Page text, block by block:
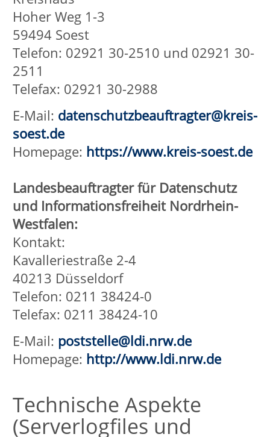
Aus technischen Gründen werden u.a.
folgende Daten, die Ihr
Internet Browser an uns bzw. an
unseren Webspace-Provider
übermittelt, erfasst (sogenannte
Serverlogfiles):
Browsertyp und -version
Webseite, von der aus Sie uns
besuchen (Referrer URL)
Webseite, die Sie besuchen
Datum und Uhrzeit Ihres Zugriffs
Adresse
Diese Daten werden getrennt von
Ihren eventuell angegebenen
personenbezogenen Daten 90 Tage
gespeichert und lassen so keine
Rückschlüsse auf eine bestimmte
Person zu. Die Daten sind durch
technische und organisatorische
Maßnahmen gegen Verlust,
Zerstörung, Zugriff, Veränderung oder
Verbreitung Ihrer Daten durch
gespeicherten Daten werden
ausschließlich zu statistischen
Zwecken ausgewertet, eine Weitergabe
kommerziellen noch zu
nichtkommerziellen Zwecken statt.
SSL- bzw. TLS-Verschlüsselung